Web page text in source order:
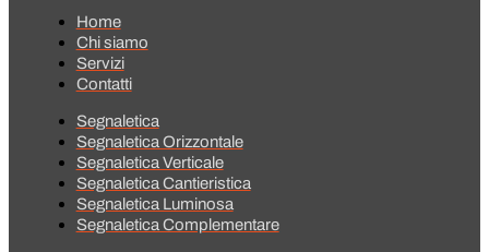
Home
Chi siamo
Servizi
Contatti
Segnaletica
Segnaletica Orizzontale
Segnaletica Verticale
Segnaletica Cantieristica
Segnaletica Luminosa
Segnaletica Complementare